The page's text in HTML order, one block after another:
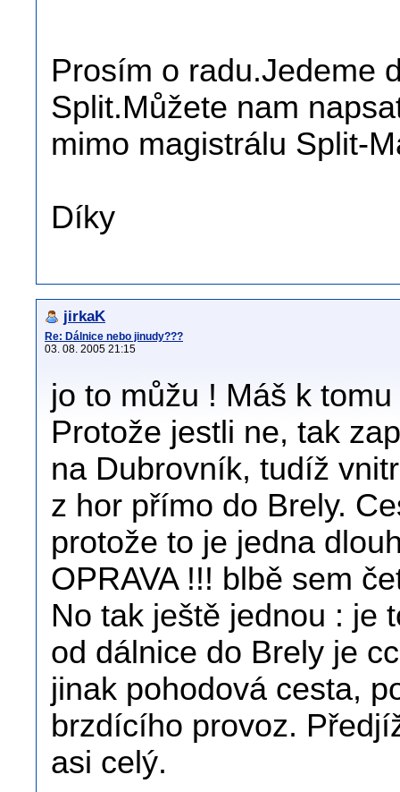
Prosím o radu.Jedeme
Split.Můžete nam
mimo magistrálu Split-
Díky
jirkaK
Re: Dálnice nebo jinudy???
03. 08. 2005 21:15
jo to můžu ! Máš k
Protože jestli ne, tak
na Dubrovník, tudíž
z hor přímo do Brely.
protože to je jedna
OPRAVA !!! blbě sem
No tak ještě jednou : je
od dálnice do Brely je
jinak pohodová cesta,
brzdícího provoz.
asi celý.